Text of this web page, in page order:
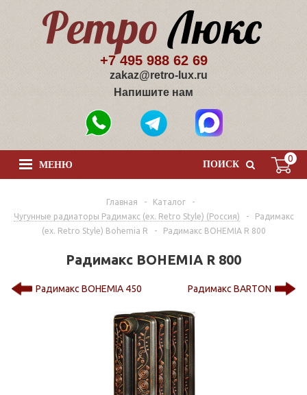
+7 495 988 62 69
zakaz@retro-lux.ru
Напишите нам
0
ПОИСК
МЕНЮ
Главная - Каталог
-
Чугунные радиаторы Радимакс (ex. Retro Style) (Россия)
-
Радимакс
(ex. Retro Style) Bohemia R
- Радимакс BOHEMIA R 800
Радимакс BOHEMIA R 800
Радимакс BOHEMIA 450 Радимакс BARTON